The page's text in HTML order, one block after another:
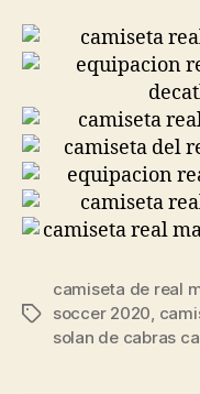
Etiquetas
camiseta de real
soccer 2020,
solan de cabras